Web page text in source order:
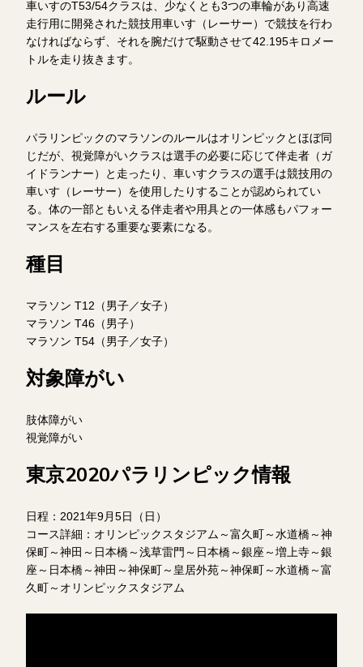
車いすのT53/54クラスは、少なくとも3つの車輪があり高速
走行用に開発された競技用車いす（レーサー）で競技を行わ
なければならず、それを腕だけで駆動させて42.195キロメー
トルを走り抜きます。
ルール
パラリンピックのマラソンのルールはオリンピックとほぼ同
じだが、視覚障がいクラスは選手の必要に応じて伴走者（ガ
イドランナー）と走ったり、車いすクラスの選手は競技用の
車いす（レーサー）を使用したりすることが認められてい
る。体の一部ともいえる伴走者や用具との一体感もパフォー
マンスを左右する重要な要素になる。
種目
マラソン T12（男子／女子）
マラソン T46（男子）
マラソン T54（男子／女子）
対象障がい
肢体障がい
視覚障がい
東京2020パラリンピック情報
日程：2021年9月5日（日）
コース詳細：オリンピックスタジアム～富久町～水道橋～神
保町～神田～日本橋～浅草雷門～日本橋～銀座～増上寺～銀
座～日本橋～神田～神保町～皇居外苑～神保町～水道橋～富
久町～オリンピックスタジアム